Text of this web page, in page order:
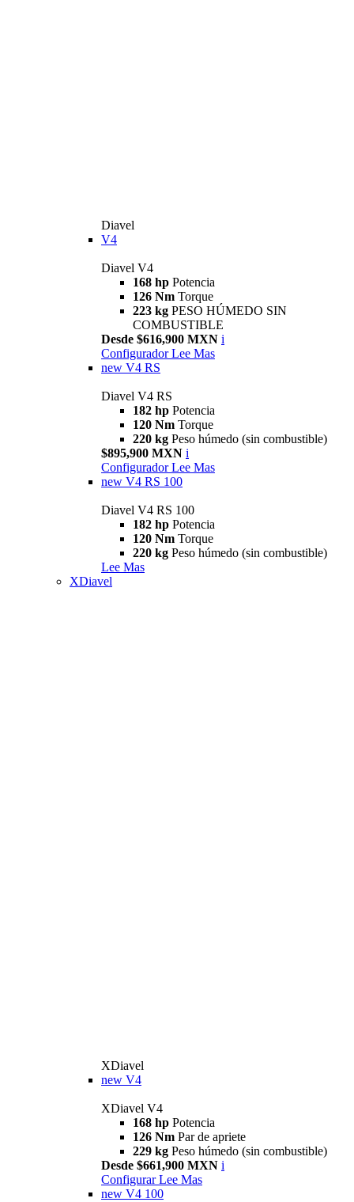
Diavel
V4
Diavel V4
168 hp Potencia
126 Nm Torque
223 kg PESO HÚMEDO SIN
COMBUSTIBLE
Desde $616,900 MXN i
Configurador Lee Mas
new V4 RS
Diavel V4 RS
182 hp Potencia
120 Nm Torque
220 kg Peso húmedo (sin combustible)
$895,900 MXN i
Configurador Lee Mas
new V4 RS 100
Diavel V4 RS 100
182 hp Potencia
120 Nm Torque
220 kg Peso húmedo (sin combustible)
Lee Mas
XDiavel
XDiavel
new V4
XDiavel V4
168 hp Potencia
126 Nm Par de apriete
229 kg Peso húmedo (sin combustible)
Desde $661,900 MXN i
Configurar Lee Mas
new V4 100